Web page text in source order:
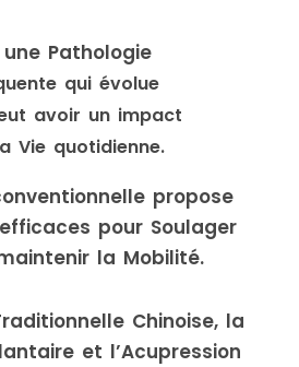
Pathologie
qui évolue
avoir un impact
Vie quotidienne.
propose
pour Soulager
la Mobilité.
Chinoise, la
et l’Acupression